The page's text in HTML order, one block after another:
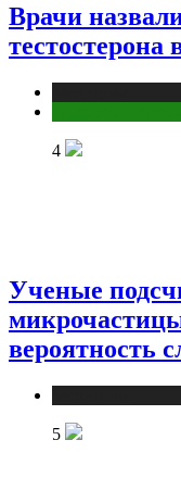
Врачи
тестостерона
4
Ученые
вероятность
5